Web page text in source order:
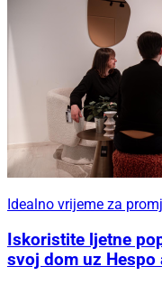
Idealno vrijeme za
Iskoristite ljetne
svoj dom uz Hespo